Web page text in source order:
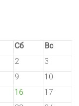
Сб
Вс
2
3
9
10
16
17